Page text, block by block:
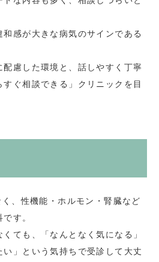
和感が大きな病気のサインである
慮した環境と、話しやすく丁寧
ぐ相談できる」クリニックを目
、性機能・ホルモン・腎臓など
す。
ても、「なんとなく気になる」
い」という気持ちで受診して大丈